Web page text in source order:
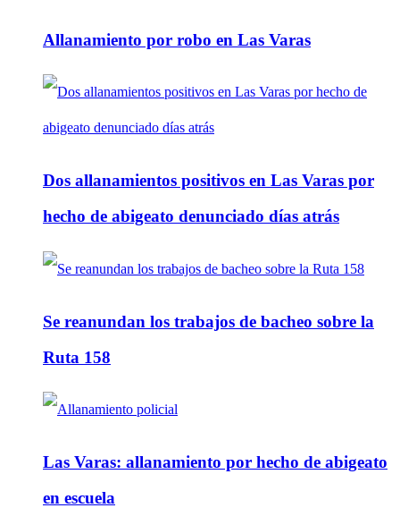
Allanamiento por robo en Las Varas
Dos allanamientos positivos en Las Varas por
hecho de abigeato denunciado días atrás
Se reanundan los trabajos de bacheo sobre la
Ruta 158
Las Varas: allanamiento por hecho de abigeato
en escuela